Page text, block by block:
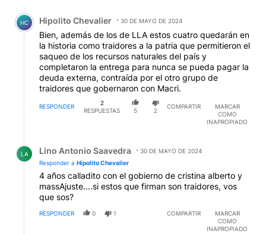
Comentario de Hipolito Chevalier.
HC Hipolito Chevalier 30 DE MAYO DE 2024
Bien, además de los de LLA estos cuatro quedarán en
la historia como traidores a la patria que permitieron el
saqueo de los recursos naturales del país y
completaron la entrega para nunca se pueda pagar la
deuda externa, contraída por el otro grupo de
traidores que gobernaron con Macri.
RESPONDER
2
RESPUESTAS
5 2
COMPARTIR
MARCAR
COMO
INAPROPIADO
LA Lino Antonio Saavedra
30 DE MAYO DE 2024
Responder a Hipolito Chevalier
4 años calladito con el gobierno de cristina alberto y
massAjuste....si estos que firman son traidores, vos
que sos?
RESPONDER 0 1 COMPARTIR
MARCAR
COMO
INAPROPIADO